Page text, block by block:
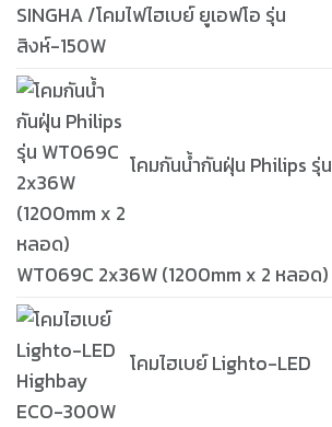
SINGHA /โคมไฟไฮเบย์ ยูเอฟโอ รุ่น
สิงห์-150W
โคมกันน้ำกันฝุ่น Philips รุ่น
WT069C 2x36W (1200mm x 2 หลอด)
โคมไฮเบย์ Lighto-LED